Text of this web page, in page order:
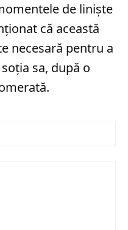
de liniște
că această
necesară pentru a
sa, după o